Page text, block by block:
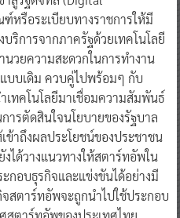
หรือระเบียบทางราชการให้มี
ริการจากภาครัฐด้วยเทคโนโลยี
นวยความสะดวกในการทำงาน
บบเดิม ควบคู่ไปพร้อมๆ กับ
เทคโนโลยีมาเชื่อมความสัมพันธ์
ารตัดสินใจนโยบายของรัฐบาล
ข้าถึงผลประโยชน์ของประชาชน
ได้วางแนวทางให้สตาร์ทอัพใน
กอบธุรกิจและแข่งขันได้อย่างมี
สตาร์ทอัพจะถูกนำไปใช้ประกอบ